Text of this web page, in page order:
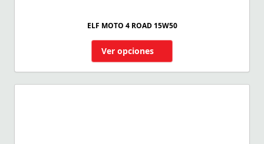
ELF MOTO 4 ROAD 15W50
Ver opciones